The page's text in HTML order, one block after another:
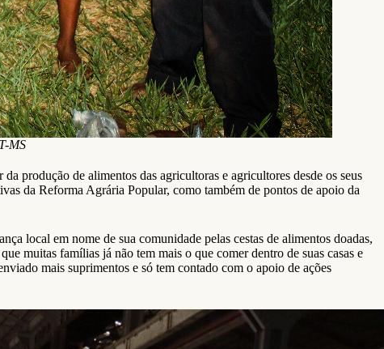
MS
produção de alimentos das agricultoras e agricultores desde os seus
da Reforma Agrária Popular, como também de pontos de apoio da
local em nome de sua comunidade pelas cestas de alimentos doadas,
muitas famílias já não tem mais o que comer dentro de suas casas e
mais suprimentos e só tem contado com o apoio de ações